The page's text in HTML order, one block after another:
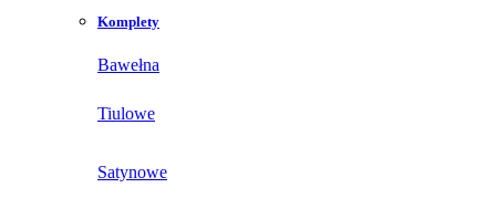
Komplety
Bawełna
Tiulowe
Satynowe